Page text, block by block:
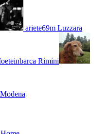
ariete69m Luzzara
Rimini
Modena